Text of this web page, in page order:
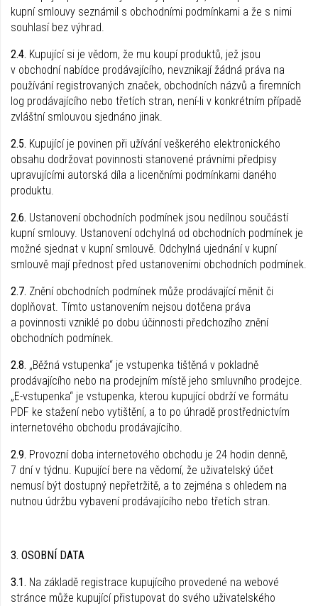
kupní smlouvy seznámil s obchodními podmínkami a že s nimi
souhlasí bez výhrad.
2.4. Kupující si je vědom, že mu koupí produktů, jež jsou
v obchodní nabídce prodávajícího, nevznikají žádná práva na
používání registrovaných značek, obchodních názvů a firemních
log prodávajícího nebo třetích stran, není-li v konkrétním případě
zvláštní smlouvou sjednáno jinak.
2.5. Kupující je povinen při užívání veškerého elektronického
obsahu dodržovat povinnosti stanovené právními předpisy
upravujícími autorská díla a licenčními podmínkami daného
produktu.
2.6. Ustanovení obchodních podmínek jsou nedílnou součástí
kupní smlouvy. Ustanovení odchylná od obchodních podmínek je
možné sjednat v kupní smlouvě. Odchylná ujednání v kupní
smlouvě mají přednost před ustanoveními obchodních podmínek.
2.7. Znění obchodních podmínek může prodávající měnit či
doplňovat. Tímto ustanovením nejsou dotčena práva
a povinnosti vzniklé po dobu účinnosti předchozího znění
obchodních podmínek.
2.8. „Běžná vstupenka“ je vstupenka tištěná v pokladně
prodávajícího nebo na prodejním místě jeho smluvního prodejce.
„E-vstupenka“ je vstupenka, kterou kupující obdrží ve formátu
PDF ke stažení nebo vytištění, a to po úhradě prostřednictvím
internetového obchodu prodávajícího.
2.9. Provozní doba internetového obchodu je 24 hodin denně,
7 dní v týdnu. Kupující bere na vědomí, že uživatelský účet
nemusí být dostupný nepřetržitě, a to zejména s ohledem na
nutnou údržbu vybavení prodávajícího nebo třetích stran.
3. OSOBNÍ DATA
3.1. Na základě registrace kupujícího provedené na webové
stránce může kupující přistupovat do svého uživatelského